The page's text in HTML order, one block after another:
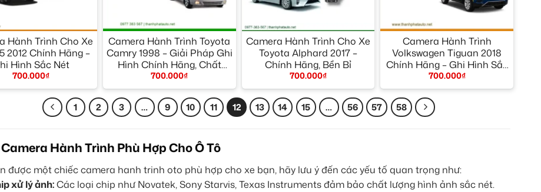
Hành Trình Cho Xe
2012 Chính Hãng –
Hình Sắc Nét
700.000₫
Camera Hành Trình Toyota
Camry 1998 – Giải Pháp Ghi
Hình Chính Hãng, Chất
Lượng
700.000₫
Camera Hành Trình Cho Xe
Toyota Alphard 2017 –
Chính Hãng, Bền Bỉ
700.000₫
Camera Hành Trình
Volkswagen Tiguan 2018
Chính Hãng – Ghi Hình Sắc
Nét
700.000₫
1 2 3 … 9 10 11 12 13 14 15 … 56 57 58
Hành Trình Phù Hợp Cho Ô Tô
được một chiếc camera hanh trinh oto phù hợp cho xe bạn, hãy lưu ý đến các yếu tố quan trọng như:
xử lý ảnh:Các loại chip như Novatek, Sony Starvis, Texas Instruments đảm bảo chất lượng hình ảnh sắc nét.